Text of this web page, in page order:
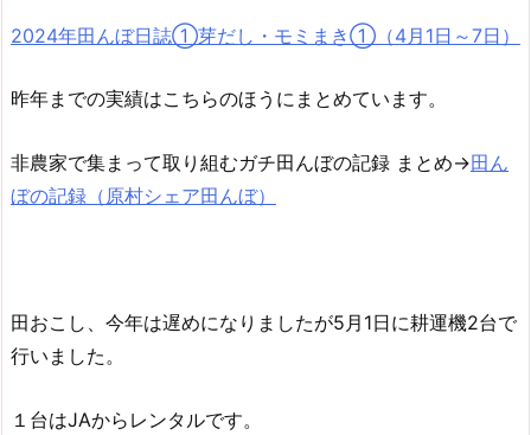
2024年田んぼ日誌①芽だし・モミまき①（4月1日～7日）
昨年までの実績はこちらのほうにまとめています。
非農家で集まって取り組むガチ田んぼの記録 まとめ→田ん
ぼの記録（原村シェア田んぼ）
田おこし、今年は遅めになりましたが5月1日に耕運機2台で
行いました。
１台はJAからレンタルです。